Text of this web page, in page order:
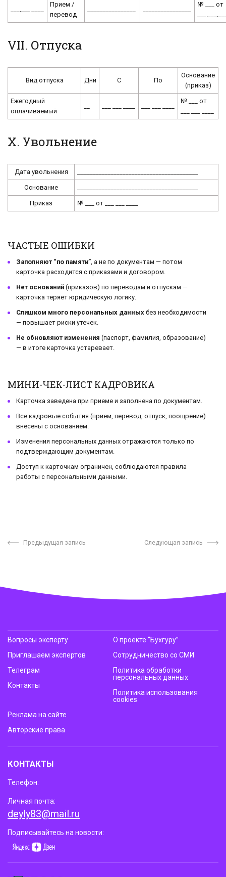
___.___.____
Прием /
перевод
№ ___ от
VII. Отпуска
Вид отпуска Дни С По
Основание
(приказ)
Ежегодный
оплачиваемый
___.___.____ ___.___.____
№ ___ от
___.___.____
X. Увольнение
Дата увольнения
Основание
Приказ № ___ от ___.___.____
ЧАСТЫЕ ОШИБКИ
Заполняют “по памяти”, а не по документам — потом
карточка расходится с приказами и договором.
Нет оснований (приказов) по переводам и отпускам —
карточка теряет юридическую логику.
Слишком много персональных данных без необходимости
— повышает риски утечек.
Не обновляют изменения (паспорт, фамилия, образование)
— в итоге карточка устаревает.
МИНИ-ЧЕК-ЛИСТ КАДРОВИКА
Карточка заведена при приеме и заполнена по документам.
Все кадровые события (прием, перевод, отпуск, поощрение)
внесены с основанием.
Изменения персональных данных отражаются только по
подтверждающим документам.
Доступ к карточкам ограничен, соблюдаются правила
работы с персональными данными.
Предыдущая запись Следующая запись
Вопросы эксперту
Приглашаем экспертов
Телеграм
Контакты
О проекте “Бухгуру”
Сотрудничество со СМИ
Политика обработки
персональных данных
Политика использования
cookies
Реклама на сайте
Авторские права
КОНТАКТЫ
Телефон:
Личная почта:
deyly83@mail.ru
Подписывайтесь на новости: